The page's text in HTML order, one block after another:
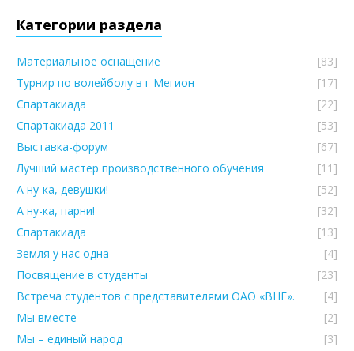
Категории раздела
Материальное оснащение
[83]
Турнир по волейболу в г Мегион
[17]
Спартакиада
[22]
Спартакиада 2011
[53]
Выставка-форум
[67]
Лучший мастер производственного обучения
[11]
А ну-ка, девушки!
[52]
А ну-ка, парни!
[32]
Спартакиада
[13]
Земля у нас одна
[4]
Посвящение в студенты
[23]
Встреча студентов с представителями ОАО «ВНГ».
[4]
Мы вместе
[2]
Мы – единый народ
[3]